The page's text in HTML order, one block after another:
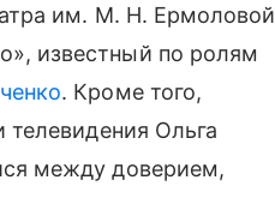
им. М. Н. Ермоловой
известный по ролям
. Кроме того,
телевидения Ольга
между доверием,